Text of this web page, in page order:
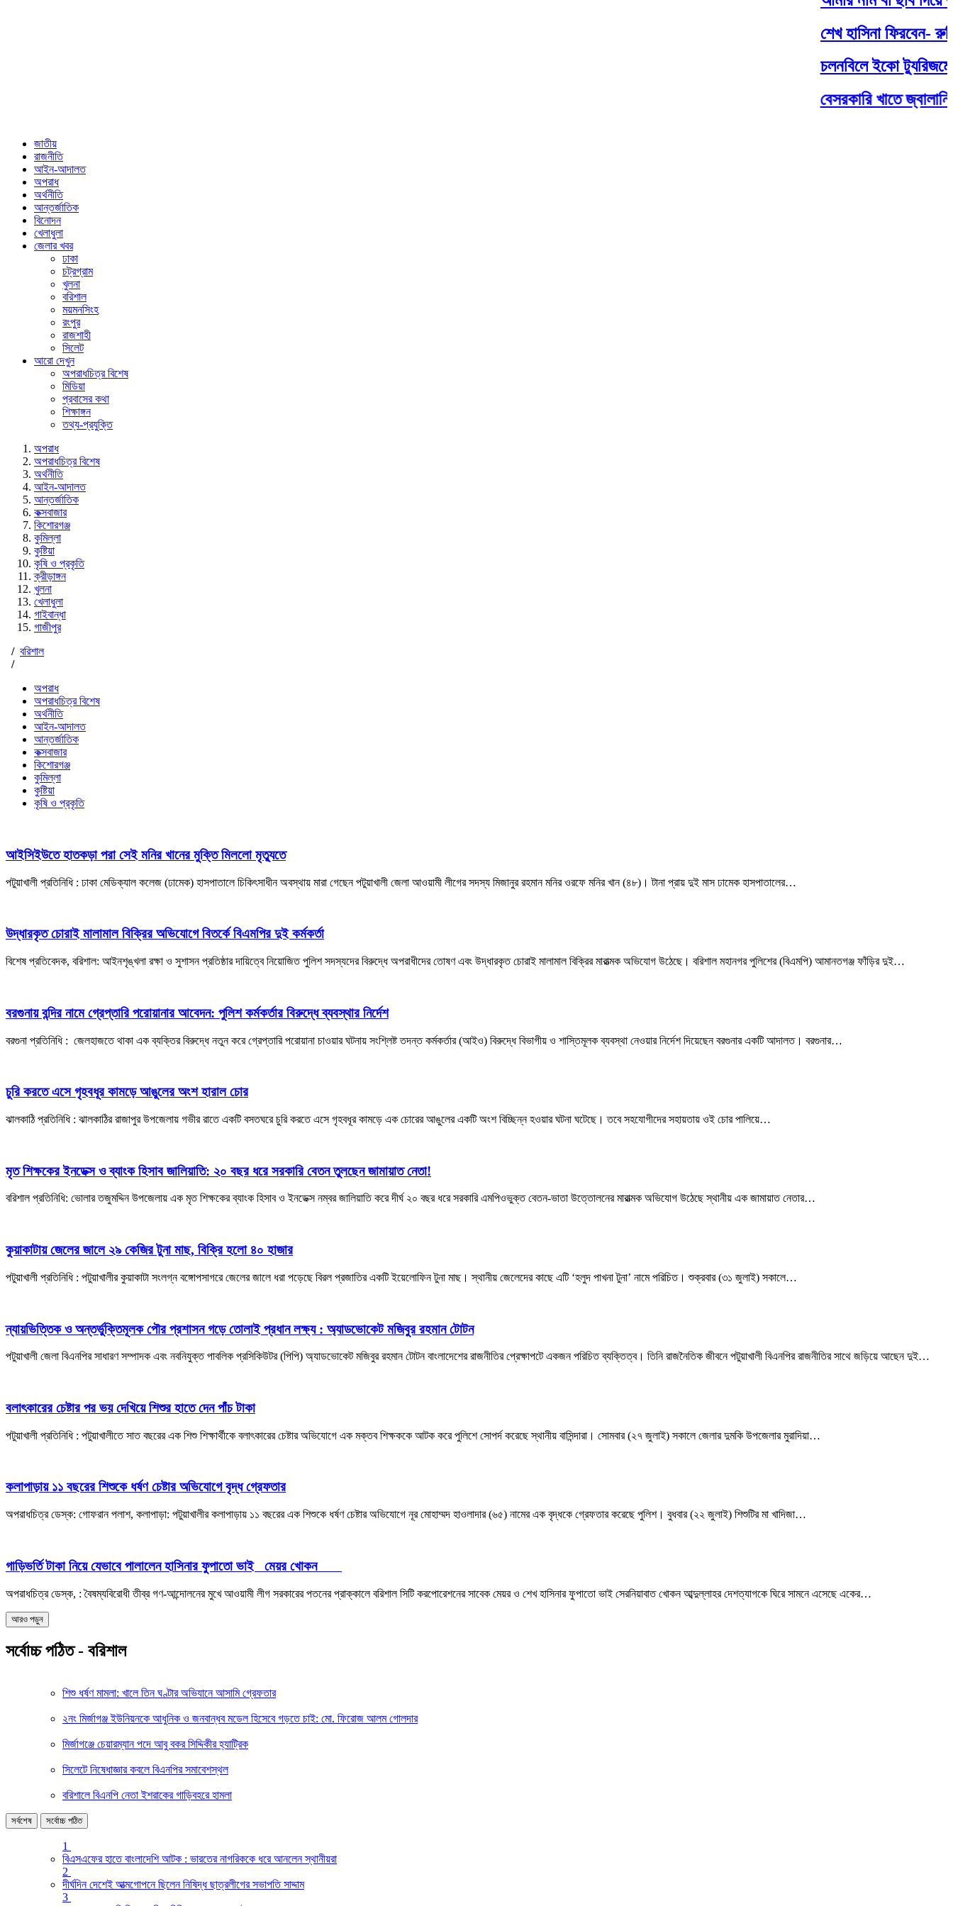
শেখ হাসিনা ফিরবেন-
চলনবিলে ইকো ট্যুরিজমের
বেসরকারি খাতে জ্বালানি
জাতীয়
রাজনীতি
আইন-আদালত
অপরাধ
অর্থনীতি
আন্তর্জাতিক
বিনোদন
খেলাধুলা
জেলার খবর
ঢাকা
চট্রগ্রাম
খুলনা
বরিশাল
ময়মনসিংহ
রংপুর
রাজশাহী
সিলেট
আরো দেখুন
অপরাধচিত্র বিশেষ
মিডিয়া
প্রবাসের কথা
শিক্ষাঙ্গন
তথ্য-প্রযুক্তি
অপরাধ
অপরাধচিত্র বিশেষ
অর্থনীতি
আইন-আদালত
আন্তর্জাতিক
কক্সবাজার
কিশোরগঞ্জ
কুমিল্লা
কুষ্টিয়া
কৃষি ও প্রকৃতি
ক্রীড়াঙ্গন
খুলনা
খেলাধুলা
গাইবান্ধা
গাজীপুর
/ বরিশাল
/
অপরাধ
অপরাধচিত্র বিশেষ
অর্থনীতি
আইন-আদালত
আন্তর্জাতিক
কক্সবাজার
কিশোরগঞ্জ
কুমিল্লা
কুষ্টিয়া
কৃষি ও প্রকৃতি
আইসিইউতে হাতকড়া পরা সেই মনির খানের মুক্তি মিললো মৃত্যুতে
পটুয়াখালী প্রতিনিধি : ঢাকা মেডিক্যাল কলেজ (ঢামেক) হাসপাতালে চিকিৎসাধীন অবস্থায় মারা গেছেন পটুয়াখালী জেলা আওয়ামী লীগের সদস্য মিজানুর রহমান মনির ওরফে মনির খান (৪৮)। টানা প্রায় দুই মাস ঢামেক হাসপাতালের…
উদ্ধারকৃত চোরাই মালামাল বিক্রির অভিযোগে বিতর্কে বিএমপির দুই কর্মকর্তা
​বিশেষ প্রতিবেদক, বরিশাল: আইনশৃঙ্খলা রক্ষা ও সুশাসন প্রতিষ্ঠার দায়িত্বে নিয়োজিত পুলিশ সদস্যদের বিরুদ্ধে অপরাধীদের তোষণ এবং উদ্ধারকৃত চোরাই মালামাল বিক্রির মারাত্মক অভিযোগ উঠেছে। বরিশাল মহানগর পুলিশের (বিএমপি) আমানতগঞ্জ ফাঁড়ির দুই…
বরগুনায় বন্দির নামে গ্রেপ্তারি পরোয়ানার আবেদন: পুলিশ কর্মকর্তার বিরুদ্ধে ব্যবস্থার নির্দেশ
বরগুনা প্রতিনিধি : জেলহাজতে থাকা এক ব্যক্তির বিরুদ্ধে নতুন করে গ্রেপ্তারি পরোয়ানা চাওয়ার ঘটনায় সংশ্লিষ্ট তদন্ত কর্মকর্তার (আইও) বিরুদ্ধে বিভাগীয় ও শাস্তিমূলক ব্যবস্থা নেওয়ার নির্দেশ দিয়েছেন বরগুনার একটি আদালত। বরগুনার…
চুরি করতে এসে গৃহবধূর কামড়ে আঙুলের অংশ হারাল চোর
ঝালকাঠি প্রতিনিধি : ঝালকাঠির রাজাপুর উপজেলায় গভীর রাতে একটি বসতঘরে চুরি করতে এসে গৃহবধূর কামড়ে এক চোরের আঙুলের একটি অংশ বিচ্ছিন্ন হওয়ার ঘটনা ঘটেছে। তবে সহযোগীদের সহায়তায় ওই চোর পালিয়ে…
​মৃত শিক্ষকের ইনডেক্স ও ব্যাংক হিসাব জালিয়াতি: ২০ বছর ধরে সরকারি বেতন তুলছেন জামায়াত নেতা!
বরিশাল প্রতিনিধি: ভোলার তজুমদ্দিন উপজেলায় এক মৃত শিক্ষকের ব্যাংক হিসাব ও ইনডেক্স নম্বর জালিয়াতি করে দীর্ঘ ২০ বছর ধরে সরকারি এমপিওভুক্ত বেতন-ভাতা উত্তোলনের মারাত্মক অভিযোগ উঠেছে স্থানীয় এক জামায়াত নেতার…
কুয়াকাটায় জেলের জালে ২৯ কেজির টুনা মাছ, বিক্রি হলো ৪০ হাজার
পটুয়াখালী প্রতিনিধি : পটুয়াখালীর কুয়াকাটা সংলগ্ন বঙ্গোপসাগরে জেলের জালে ধরা পড়েছে বিরল প্রজাতির একটি ইয়েলোফিন টুনা মাছ। স্থানীয় জেলেদের কাছে এটি ‘হলুদ পাখনা টুনা’ নামে পরিচিত। শুক্রবার (৩১ জুলাই) সকালে…
ন্যায়ভিত্তিক ও অন্তর্ভুক্তিমূলক পৌর প্রশাসন গড়ে তোলাই প্রধান লক্ষ্য : অ্যাডভোকেট মজিবুর রহমান টোটন
পটুয়াখালী জেলা বিএনপির সাধারণ সম্পাদক এবং নবনিযুক্ত পাবলিক প্রসিকিউটর (পিপি) অ্যাডভোকেট মজিবুর রহমান টোটন বাংলাদেশের রাজনীতির প্রেক্ষাপটে একজন পরিচিত ব্যক্তিত্ব। তিনি রাজনৈতিক জীবনে পটুয়াখালী বিএনপির রাজনীতির সাথে জড়িয়ে আছেন দুই…
বলাৎকারের চেষ্টার পর ভয় দেখিয়ে শিশুর হাতে দেন পাঁচ টাকা
পটুয়াখালী প্রতিনিধি : পটুয়াখালীতে সাত বছরের এক শিশু শিক্ষার্থীকে বলাৎকারের চেষ্টার অভিযোগে এক মক্তব শিক্ষককে আটক করে পুলিশে সোপর্দ করেছে স্থানীয় বাসিন্দারা। সোমবার (২৭ জুলাই) সকালে জেলার দুমকি উপজেলার মুরাদিয়া…
কলাপাড়ায় ১১ বছরের শিশুকে ধর্ষণ চেষ্টার অভিযোগে বৃদ্ধ গ্রেফতার
অপরাধচিত্র ডেস্ক: গোফরান পলাশ, কলাপাড়া: পটুয়াখালীর কলাপাড়ায় ১১ বছরের এক শিশুকে ধর্ষণ চেষ্টার অভিযোগে নূর মোহাম্মদ হাওলাদার (৬৫) নামের এক বৃদ্ধকে গ্রেফতার করেছে পুলিশ। বুধবার (২২ জুলাই) শিশুটির মা খাদিজা…
গাড়িভর্তি টাকা নিয়ে যেভাবে পালালেন হাসিনার ফুপাতো ভাই মেয়র খোকন
অপরাধচিত্র ডেস্ক, : বৈষম্যবিরোধী তীব্র গণ-আন্দোলনের মুখে আওয়ামী লীগ সরকারের পতনের প্রাক্কালে বরিশাল সিটি করপোরেশনের সাবেক মেয়র ও শেখ হাসিনার ফুপাতো ভাই সেরনিয়াবাত খোকন আব্দুল্লাহর দেশত্যাগকে ঘিরে সামনে এসেছে একের…
আরও পড়ুন
সর্বোচ্চ পঠিত - বরিশাল
শিশু ধর্ষণ মামলা: খালে তিন ঘণ্টার অভিযানে আসামি গ্রেফতার
২নং মির্জাগঞ্জ ইউনিয়নকে আধুনিক ও জনবান্ধব মডেল হিসেবে গড়তে চাই: মো. ফিরোজ আলম গোলদার
মির্জাগঞ্জে চেয়ারম্যান পদে আবু বকর সিদ্দিকীর হ্যাট্রিক
সিলেটে নিষেধাজ্ঞার কবলে বিএনপির সমাবেশস্থল
বরিশালে বিএনপি নেতা ইশরাকের গাড়িবহরে হামলা
সর্বশেষ সর্বোচ্চ পঠিত
1
বিএসএফের হাতে বাংলাদেশি আটক : ভারতের নাগরিককে ধরে আনলেন স্থানীয়রা
2
দীর্ঘদিন দেশেই আত্মগোপনে ছিলেন নিষিদ্ধ ছাত্রলীগের সভাপতি সাদ্দাম
3